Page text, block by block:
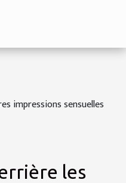
impressions sensuelles
les